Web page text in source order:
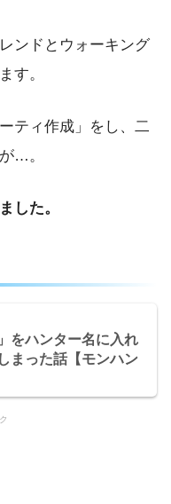
ンドとウォーキング
す。
ティ作成」をし、二
…。
した。
をハンター名に入れ
まった話【モンハン